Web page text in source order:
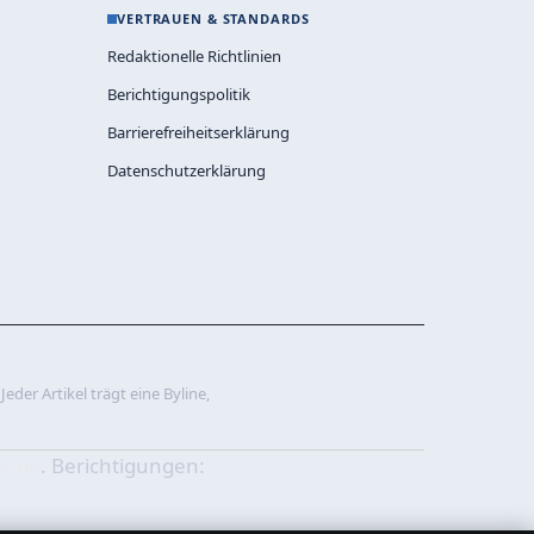
VERTRAUEN & STANDARDS
Redaktionelle Richtlinien
Berichtigungspolitik
Barrierefreiheitserklärung
Datenschutzerklärung
Artikel trägt eine Byline,
. Berichtigungen: